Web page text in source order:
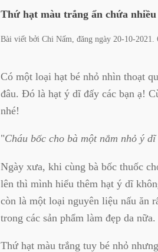
Thứ hạt màu trắng ẩn chứa
Bài viết bởi Chi Nấm, đăng ngày 20-10-2021.
Có một loại hạt bé nhỏ nhìn thoạt
đâu. Đó là hạt ý dĩ đấy các bạn ạ!
nhé!
"Cháu bốc cho bà một nắm nhỏ ý
Ngày xưa, khi cùng bà bốc thuốc
lên thì mình hiểu thêm hạt ý dĩ
còn là một loại nguyên liệu nấu ăn
trong các sản phẩm làm đẹp da nữa.
Thứ hạt màu trắng tuy bé nhỏ